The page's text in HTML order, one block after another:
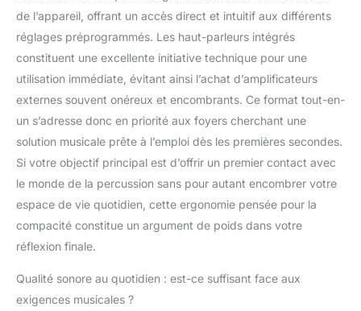
parleurs stéréo/prise
casque/mode jeu】
deux haut-parleurs
stéréo intégrés, ou
avec un casque pour
une pratique
silencieuse qui ne
dérangera personne.
le port, vous pouvez
brancher ce tapis de
batterie électronique
des jeux de batterie et
de l’appareil, offrant un accès direct et intuitif aux différents
réglages préprogrammés. Les haut-parleurs intégrés
constituent une excellente initiative technique pour une
utilisation immédiate, évitant ainsi l’achat d’amplificateurs
externes souvent onéreux et encombrants. Ce format tout-en-
un s’adresse donc en priorité aux foyers cherchant une
solution musicale prête à l’emploi dès les premières secondes.
Si votre objectif principal est d’offrir un premier contact avec
le monde de la percussion sans pour autant encombrer votre
espace de vie quotidien, cette ergonomie pensée pour la
compacité constitue un argument de poids dans votre
réflexion finale.
Qualité sonore au quotidien : est-ce suffisant face aux
exigences musicales ?